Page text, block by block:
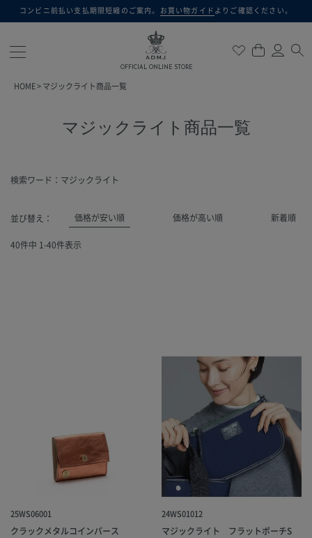
コンビニ前払い支払期限短縮のご案内。 お買い物ガイド よりご確認ください。
OFFICIAL ONLINE STORE
検索
HOME マジックライト商品一覧
マジックライト商品一覧
検索ワード：マジックライト
並び替え 価格が安い順 価格が高い順 新着順
40件中 1-40件表示
25WS06001
クラックメタルコインパース
24WS01012
マジックライト フラットポーチS